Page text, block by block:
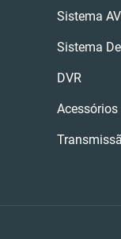
Sistema
Sistema
DVR
Acessórios